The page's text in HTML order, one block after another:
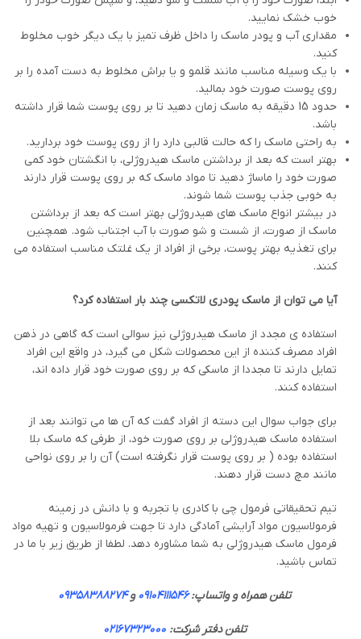
خوب خشک نمایید.
مقداری آب و پودر ماسک را داخل ظرف تمیز با یک دیگر خوب مخلوط
کنید.
با یک وسیله مناسب مانند قلمو و یا براش مخلوط به دست آمده را بر
روی پوست صورت خود بمالید.
حدود 15 دقیقه به ماسک زمان دهید تا بر روی پوست شما قرار داشته
باشد.
به راحتی ماسک را که حالت قالبی دارد را از روی پوست خود بردارید.
بهتر است که بعد از برداشتن ماسک هیدروژلی، با انگشتان خود کمی
صورت خود را ماساژ دهید تا مواد ماسک که بر روی پوست قرار دارند
به خوبی جذب پوست شما شوند.
در بیشتر انواع ماسک های هیدروژلی بهتر است که بعد از برداشتن
ماسک از صورت، از شست و شو صورت با آب اجتناب شود. همچنین
برای تغذیه بهتر پوست، برخی از افراد از یک غلتک مناسب استفاده می
کنند.
آیا می توان از ماسک پودری لاتکسی چند بار استفاده کرد؟
استفاده ی مجدد از ماسک هیدروژلی نیز سوالی است که گاهی در ذهن
افراد مصرف کننده از این محصولات شکل می گیرد، در واقع این افراد
تمایل دارند تا مجددا از ماسکی که بر روی صورت خود قرار داده اند،
استفاده کنند.
برای جواب سوال این دسته از افراد گفت که آن ها می توانند بعد از
استفاده ماسک هیدروژلی بر روی صورت خود، از طرفی که ماسک بلا
استفاده بوده ( بر روی پوست قرار نگرفته است) آن را بر روی نواحی
مانند مچ دست قرار دهند.
تیم تحقیقاتی فرمول چی با کادری با تجربه و با دانش در زمینه
فرمولاسیون مواد آرایشی آمادگی دارد تا جهت فرمولاسیون و تهیه مواد
فرمول ماسک هیدروژلی به شما مشاوره دهد. لطفا از طریق زیر با ما در
تماس باشید.
تلفن همراه و واتساپ:09104111546 و09358388274
تلفن دفتر شرکت: 02167323000